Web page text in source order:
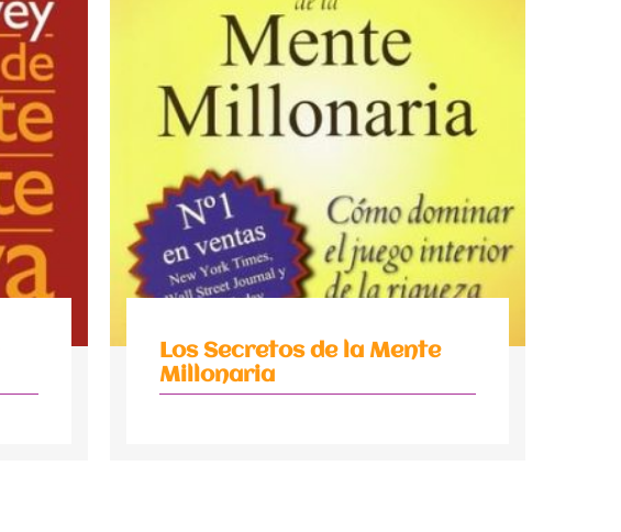
Los Secretos de la Mente
Millonaria